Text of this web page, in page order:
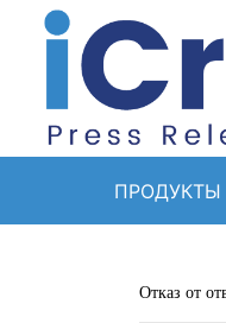
Отказ от